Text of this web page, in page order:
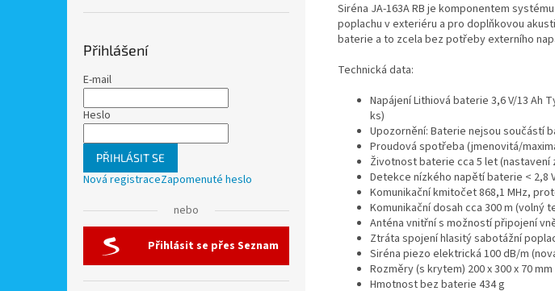
Přihlášení
E-mail
Heslo
PŘIHLÁSIT SE
Nová registraceZapomenuté heslo
nebo
Přihlásit se přes Seznam
Siréna JA-163A RB je komponentem
poplachu v exteriéru a pro doplňkovou
baterie a to zcela bez potřeby externího
Technická data:
Napájení Lithiová baterie 3,6 V/13 Ah
ks)
Upozornění: Baterie nejsou součástí
Proudová spotřeba (jmenovitá/
Životnost baterie cca 5 let (nastavení
Detekce nízkého napětí baterie < 2,8
Komunikační kmitočet 868,1 MHz,
Komunikační dosah cca 300 m (volný
Anténa vnitřní s možností připojení
Ztráta spojení hlasitý sabotážní
Siréna piezo elektrická 100 dB/m
Rozměry (s krytem) 200 x 300 x 70 mm
Hmotnost bez baterie 434 g